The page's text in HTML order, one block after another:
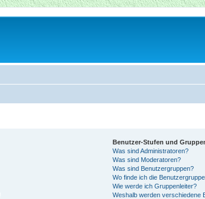
Benutzer-Stufen und
Was sind Administratoren?
Was sind Moderatoren?
Was sind Benutzergruppen?
Wo finde ich die
Wie werde ich Gruppenleiter?
Weshalb werden verschiedene